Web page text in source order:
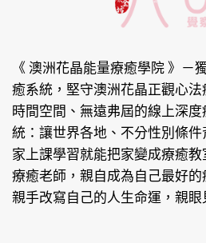
《 澳洲花晶能量療癒學院 》 －
癒系統，堅守澳洲花晶正觀心
時間空間、無遠弗屆的線上深
統：讓世界各地、不分性別條
家上課學習就能把家變成療癒
療癒老師，親自成為自己最好
親手改寫自己的人生命運，親眼